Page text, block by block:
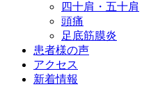
四十肩・五十肩
頭痛
足底筋膜炎
患者様の声
アクセス
新着情報